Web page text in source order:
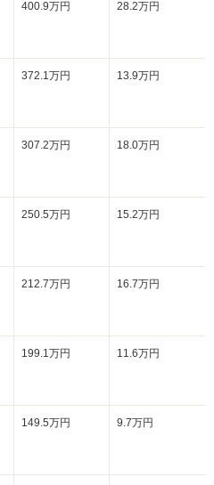
400.9万円 28.2万円
372.1万円 13.9万円
307.2万円 18.0万円
250.5万円 15.2万円
212.7万円 16.7万円
199.1万円 11.6万円
149.5万円 9.7万円